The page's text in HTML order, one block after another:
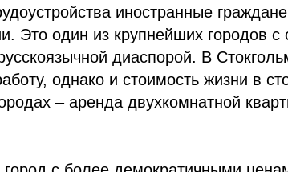
иностранные
Это один из крупнейших городов с
диаспорой. В
однако и стоимость жизни в
– аренда двухкомнатной